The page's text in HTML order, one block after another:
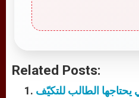
Related Posts:
يحتاجها الطالب للتكيّف